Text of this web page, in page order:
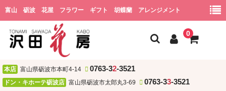
富山 砺波 花屋 フラワー ギフト 胡蝶蘭 アレンジメント
0
ホーム
本店 富山県砺波市本町4-14 0763-32-3521
ドン・キホーテ砺波店 富山県砺波市太郎丸3-69 0763-33-3521